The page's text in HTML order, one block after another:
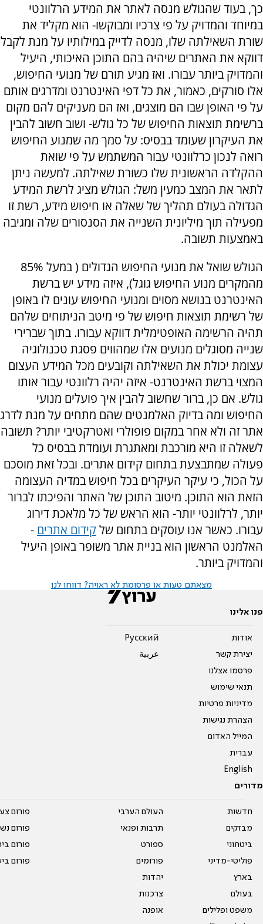
כך, בעוד שהגולש מנסה לאתר את המידע הרלוונטי
במיוחד והמדויק על פי צרכיו ומבוקשו- הוא מקליד את
שורת השאילתה שלו, מנסה לדייק במילותיו על מנת לקבל
דווקא את האתרים שיהיה בהם התוכן האיכותי, היעיל
והמדויק ביותר עבורו. ואז מגיע תורם של מנועי החיפוש,
אלו סורקים, כאמור, את כל דפי האינטרנט ומדרגים אותם
על פי האופן שבו הם מוצגים, ואז הם מעניקים להם מקום
ברשימת תוצאות החיפוש של כל גולש- ושוב חשוב להבין
את העיקרון שעומד בבסיס: על סמך מה שמנוע החיפוש
רואה לנכון כרלוונטי עבור המשתמש על פי שואת
ההקלדה הראשונית שלו כשורת שאילתה. למעשה ניתן
לתאר את המצב כמעין משל: הגולש מציג לרשת המידע
הגדולה בעולם תהליך של שאלה או חיפוש מידע, רשת זו
מפעילה תוך מיליונית השנייה את הסנסורים שלה ומגיבה
באמצעות תשובה.
הגולש שואל את מנועי החיפוש הגדולים ( במעל 85%
מהמקרים מנוע החיפוש גוגל), איזה מידע יש ברשת
האינטרנט בנושא מסוים ומנועי החיפוש עונים לו באופן
של רשימת תוצאות חיפוש של פי מיטב הניתוחים שלהם
תהיה הרשימה האופטימלית דווקא עבורו. בתוך שברירי
שנייה מסוגלים מנועים אלו שמהווים פסגת טכנולוגיה
עצומת יכולת את השאילתה וקובעים מכל המידע העצום
המצוי ברשת האינטרנט- איזה יהיה רלוונטי עבור אותו
גולש. אם כן, ברור שחשוב להבין איך פועלים מנועי
החיפוש ומה בדיוק האלמנטים שהם מתחים על מנת לדרג
אתר זה ולא אחר במקום פופולרי ואטרקטיבי יותר? תשובה
לשאלה זו היא מורכבת ומאתגרת ועומדת בבסיס כל
פעולה שמתבצעת בתחום קידום אתרים. ובכל זאת מוסכם
על הכול, כי עיקר העיקרים בכל חיפוש במדיה העצומה
הזאת הוא התוכן. מיטוב התוכן של האתר והפיכתו לברור
יותר, לרלוונטי יותר- הוא הראש של כל מלאכת דירוג
עבורו. כאשר אנו עוסקים בתחום שלקידום אתרים -
האלמנט הראשון הוא בניית אתר משופר באופן היעיל
והמדויק ביותר.
מצאתם טעות או פרסומת לא ראויה? דווחו לנו
פנו אלינו
אודות
יצירת קשר
פרסמו אצלנו
תנאי שימוש
מדיניות פרטיות
הצהרת נגישות
המייל האדום
עברית
English
Pусский
عربية
מדורים
חדשות
מבזקים
ביטחוני
פוליטי-מדיני
בארץ
בעולם
משפט ופלילים
העולם הערבי
תרבות ופנאי
ספורט
פורומים
יהדות
צרכנות
אופנה
פורום
פורום
פורום
פורום